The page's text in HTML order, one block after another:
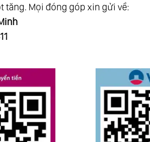
tăng. Mọi đóng góp xin gửi về: